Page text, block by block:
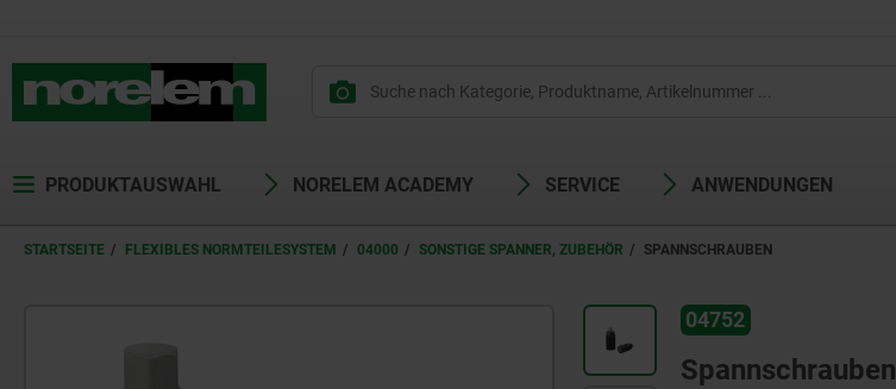
PRODUKTAUSWAHL NORELEM ACADEMY SERVICE ANWENDUNGEN
STARTSEITE FLEXIBLES NORMTEILESYSTEM 04000 SONSTIGE SPANNER, ZUBEHÖR SPANNSCHRAUBEN
04752
Spannschrauben